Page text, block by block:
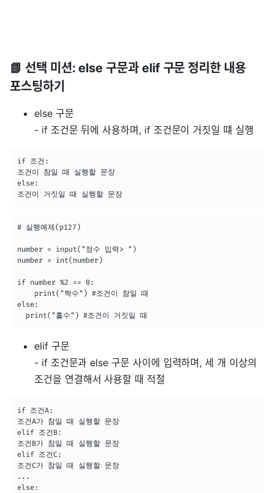
📗 선택 미션: else 구문과 elif 구문 정리한 내용
포스팅하기
else 구문
- if 조건문 뒤에 사용하며, if 조건문이 거짓일 떄 실행
if 조건:
조건이 참일 때 실행할 문장
else:
조건이 거짓일 때 실행할 문장
# 실행예제(p127)
number = input("정수 입력> ")
number = int(number)
if number %2 == 0:
    print("짝수") #조건이 참일 때
else:
  print("홀수") #조건이 거짓일 때
elif 구문
- if 조건문과 else 구문 사이에 입력하며, 세 개 이상의
조건을 연결해서 사용할 때 적절
if 조건A:
조건A가 참일 때 실행할 문장
elif 조건B:
조건B가 참일 때 실행할 문장
elif 조건C:
조건C가 참일 때 실행할 문장
...
else: